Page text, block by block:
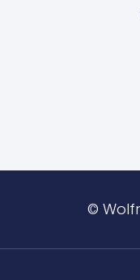
©